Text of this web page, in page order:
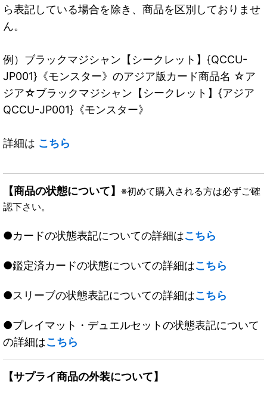
ら表記している場合を除き、商品を区別しておりませ
ん。
例）ブラックマジシャン【シークレット】{QCCU-
JP001}《モンスター》のアジア版カード商品名 ☆ア
ジア☆ブラックマジシャン【シークレット】{アジア
QCCU-JP001}《モンスター》
詳細は こちら
【商品の状態について】 ※初めて購入される方は必ずご確
認下さい。
●カードの状態表記についての詳細はこちら
●鑑定済カードの状態についての詳細はこちら
●スリーブの状態表記についての詳細はこちら
●プレイマット・デュエルセットの状態表記について
の詳細はこちら
【サプライ商品の外装について】